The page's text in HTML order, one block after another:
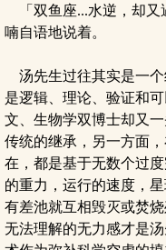
「双鱼座...水逆，却又
喃自语地说着。
汤先生过往其实是一个
是逻辑、理论、验证和
文、生物学双博士却又
传统的继承，另一方面
在，都是基于无数个过
的重力，运行的速度，
有差池就互相毁灭或焚
无法理解的无力感才是